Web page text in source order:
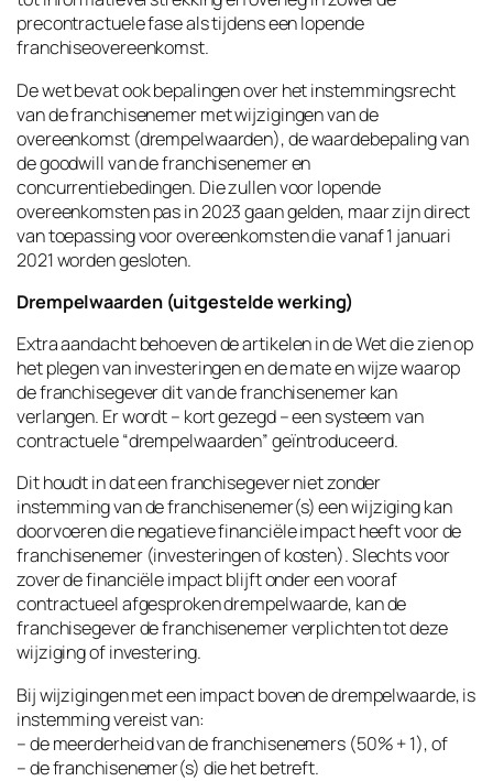
precontractuele fase als tijdens een lopende
franchiseovereenkomst.
De wet bevat ook bepalingen over het instemmingsrecht
van de franchisenemer met wijzigingen van de
overeenkomst (drempelwaarden), de waardebepaling van
de goodwill van de franchisenemer en
concurrentiebedingen. Die zullen voor lopende
overeenkomsten pas in 2023 gaan gelden, maar zijn direct
van toepassing voor overeenkomsten die vanaf 1 januari
2021 worden gesloten.
Drempelwaarden (uitgestelde werking)
Extra aandacht behoeven de artikelen in de Wet die zien op
het plegen van investeringen en de mate en wijze waarop
de franchisegever dit van de franchisenemer kan
verlangen. Er wordt – kort gezegd – een systeem van
contractuele “drempelwaarden” geïntroduceerd.
Dit houdt in dat een franchisegever niet zonder
instemming van de franchisenemer(s) een wijziging kan
doorvoeren die negatieve financiële impact heeft voor de
franchisenemer (investeringen of kosten). Slechts voor
zover de financiële impact blijft onder een vooraf
contractueel afgesproken drempelwaarde, kan de
franchisegever de franchisenemer verplichten tot deze
wijziging of investering.
Bij wijzigingen met een impact boven de drempelwaarde, is
instemming vereist van:
– de meerderheid van de franchisenemers (50% + 1), of
– de franchisenemer(s) die het betreft.